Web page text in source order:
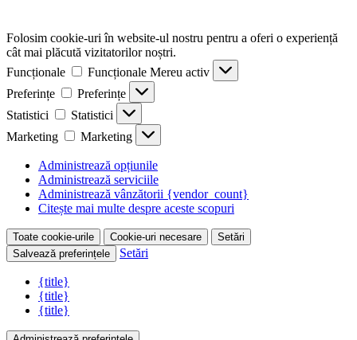
Folosim cookie-uri în website-ul nostru pentru a oferi o experiență
cât mai plăcută vizitatorilor noștri.
Funcționale
Funcționale Mereu activ
Preferințe
Preferințe
Statistici
Statistici
Marketing
Marketing
Administrează opțiunile
Administrează serviciile
Administrează vânzătorii {vendor_count}
Citește mai multe despre aceste scopuri
Toate cookie-urile Cookie-uri necesare
Setări
Salvează preferințele
Setări
{title}
{title}
{title}